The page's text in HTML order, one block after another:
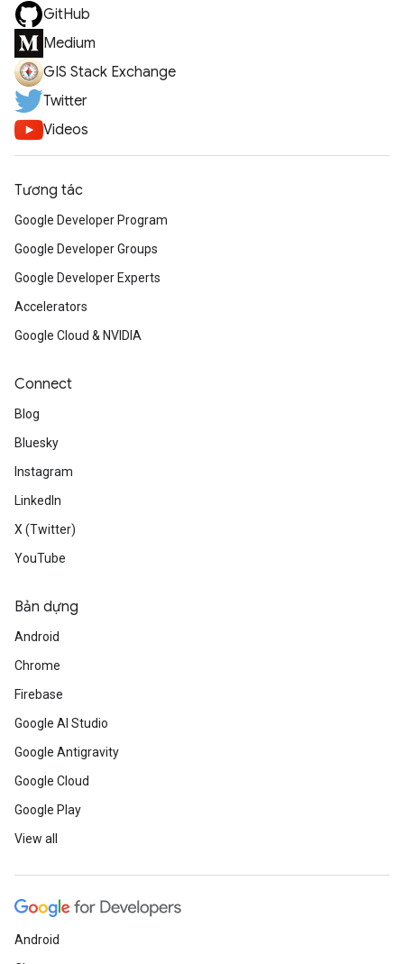
GitHub
Medium
GIS Stack Exchange
Twitter
Videos
Tương tác
Google Developer Program
Google Developer Groups
Google Developer Experts
Accelerators
Google Cloud & NVIDIA
Connect
Blog
Bluesky
Instagram
LinkedIn
X (Twitter)
YouTube
Bản dựng
Android
Chrome
Firebase
Google AI Studio
Google Antigravity
Google Cloud
Google Play
View all
Android